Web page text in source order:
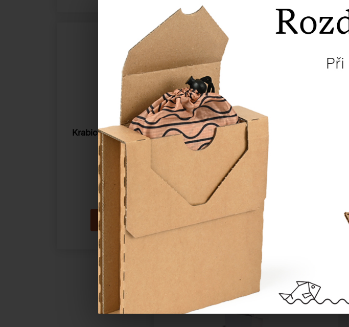
Krabice na formát A4302×215×55 mm
Katalogové číslo:
Cena od
Krabice na formát A4